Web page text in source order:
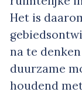
Het is
na te
duurzame
houdend